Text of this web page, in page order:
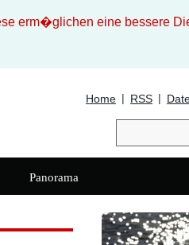
erm�glichen eine bessere
Home | RSS |
Panorama